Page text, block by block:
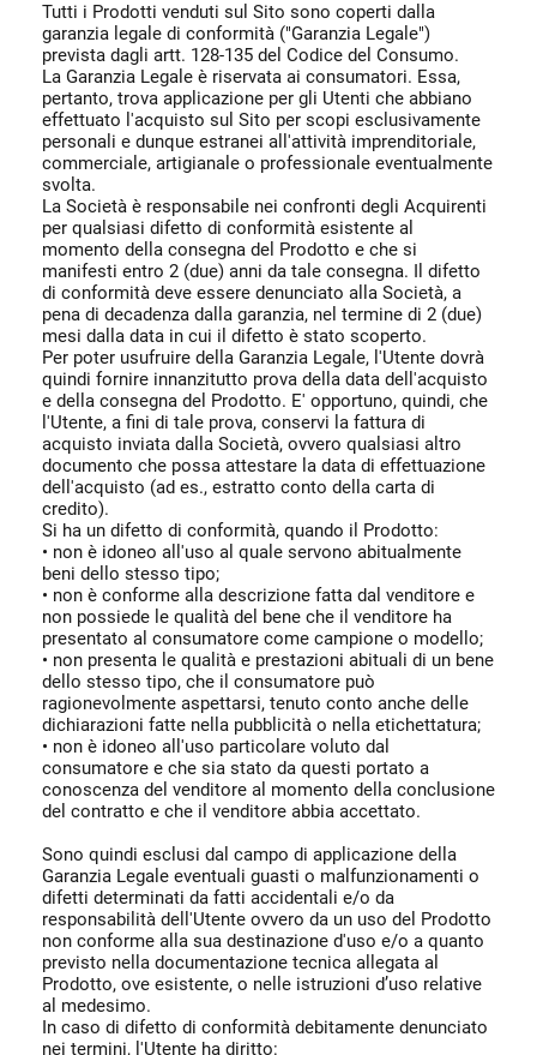
Tutti i Prodotti venduti sul Sito sono coperti dalla
garanzia legale di conformità ("Garanzia Legale")
prevista dagli artt. 128-135 del Codice del Consumo.
La Garanzia Legale è riservata ai consumatori. Essa,
pertanto, trova applicazione per gli Utenti che abbiano
effettuato l'acquisto sul Sito per scopi esclusivamente
personali e dunque estranei all'attività imprenditoriale,
commerciale, artigianale o professionale eventualmente
svolta.
La Società è responsabile nei confronti degli Acquirenti
per qualsiasi difetto di conformità esistente al
momento della consegna del Prodotto e che si
manifesti entro 2 (due) anni da tale consegna. Il difetto
di conformità deve essere denunciato alla Società, a
pena di decadenza dalla garanzia, nel termine di 2 (due)
mesi dalla data in cui il difetto è stato scoperto.
Per poter usufruire della Garanzia Legale, l'Utente dovrà
quindi fornire innanzitutto prova della data dell'acquisto
e della consegna del Prodotto. E' opportuno, quindi, che
l'Utente, a fini di tale prova, conservi la fattura di
acquisto inviata dalla Società, ovvero qualsiasi altro
documento che possa attestare la data di effettuazione
dell'acquisto (ad es., estratto conto della carta di
credito).
Si ha un difetto di conformità, quando il Prodotto:
• non è idoneo all'uso al quale servono abitualmente
beni dello stesso tipo;
• non è conforme alla descrizione fatta dal venditore e
non possiede le qualità del bene che il venditore ha
presentato al consumatore come campione o modello;
• non presenta le qualità e prestazioni abituali di un bene
dello stesso tipo, che il consumatore può
ragionevolmente aspettarsi, tenuto conto anche delle
dichiarazioni fatte nella pubblicità o nella etichettatura;
• non è idoneo all'uso particolare voluto dal
consumatore e che sia stato da questi portato a
conoscenza del venditore al momento della conclusione
del contratto e che il venditore abbia accettato.
Sono quindi esclusi dal campo di applicazione della
Garanzia Legale eventuali guasti o malfunzionamenti o
difetti determinati da fatti accidentali e/o da
responsabilità dell'Utente ovvero da un uso del Prodotto
non conforme alla sua destinazione d'uso e/o a quanto
previsto nella documentazione tecnica allegata al
Prodotto, ove esistente, o nelle istruzioni d’uso relative
al medesimo.
In caso di difetto di conformità debitamente denunciato
nei termini, l'Utente ha diritto: